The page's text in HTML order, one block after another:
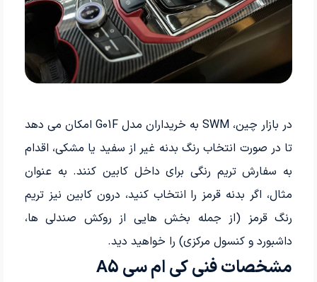
در بازار چین، SWM به خریداران مدل G01F امکان می دهد
تا در صورت انتخاب رنگ بدنه غیر از سفید یا مشکی، اقدام
به سفارش تریم رنگی برای داخل کابین کنند. به عنوان
مثال، اگر بدنه قرمز را انتخاب کنید، درون کابین نیز تریم
رنگ قرمز (از جمله بخش هایی از روکش صندلی ها،
داشبورد و کنسول مرکزی) را خواهید دید.
مشخصات فنی کی ام سی A5